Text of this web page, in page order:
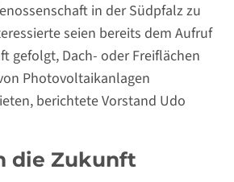
in der Südpfalz zu
seien bereits dem Aufruf
gefolgt, Dach- oder Freiflächen
Photovoltaikanlagen
berichtete Vorstand Udo
die Zukunft